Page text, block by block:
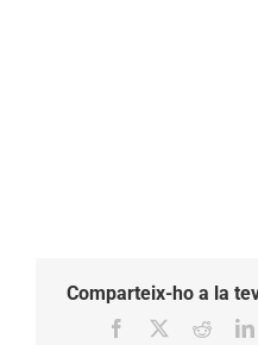
Comparteix-ho a la
Facebook Reddit